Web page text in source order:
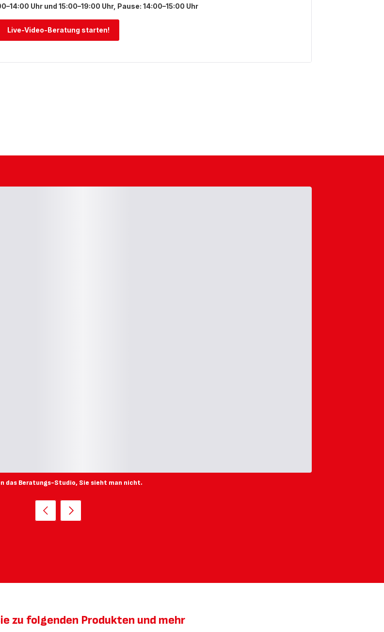
Uhr und 15:00–19:00 Uhr, Pause: 14:00–15:00 Uhr
Live-Video-Beratung starten!
das Beratungs-Studio, Sie sieht man nicht.
Vorherige
Liveberatung
Weiter
Liveberatung
zu folgenden Produkten und mehr